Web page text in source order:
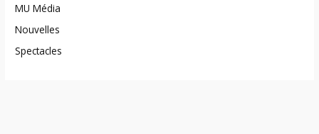
MU Média
Nouvelles
Spectacles